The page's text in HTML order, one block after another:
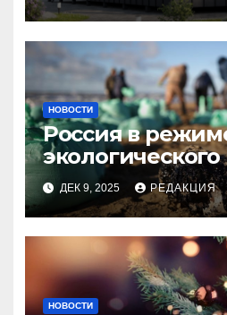
НОВОСТИ
Россия в
экологического
ДЕК 9, 2025 РЕДАКЦИЯ
НОВОСТИ